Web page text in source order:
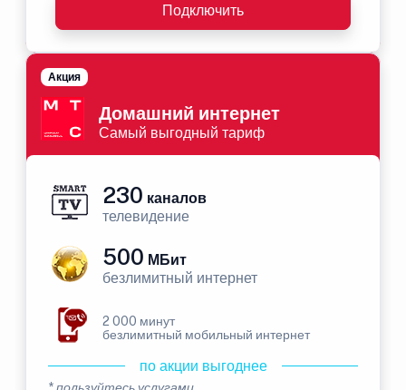
Подключить
Домашний интернет
Самый выгодный тариф
Акция
230 каналов
телевидение
500 МБит
безлимитный интернет
2 000 минут
безлимитный мобильный интернет
по акции выгоднее
* пользуйтесь услугами